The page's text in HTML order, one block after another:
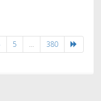
5 … 380